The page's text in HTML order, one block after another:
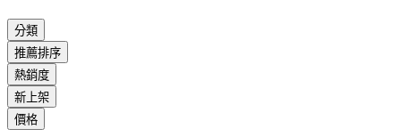
分類
推薦排序
熱銷度
新上架
價格